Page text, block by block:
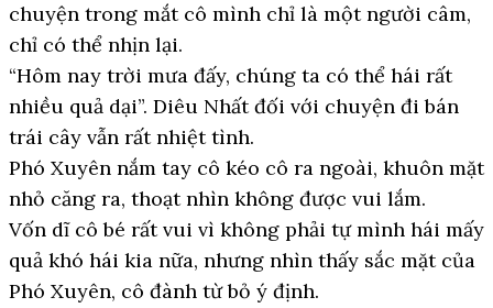
chuyện trong mắt cô mình chỉ là một người câm,
chỉ có thể nhịn lại.
“Hôm nay trời mưa đấy, chúng ta có thể hái rất
nhiều quả dại”. Diêu Nhất đối với chuyện đi bán
trái cây vẫn rất nhiệt tình.
Phó Xuyên nắm tay cô kéo cô ra ngoài, khuôn mặt
nhỏ căng ra, thoạt nhìn không được vui lắm.
Vốn dĩ cô bé rất vui vì không phải tự mình hái mấy
quả khó hái kia nữa, nhưng nhìn thấy sắc mặt của
Phó Xuyên, cô đành từ bỏ ý định.